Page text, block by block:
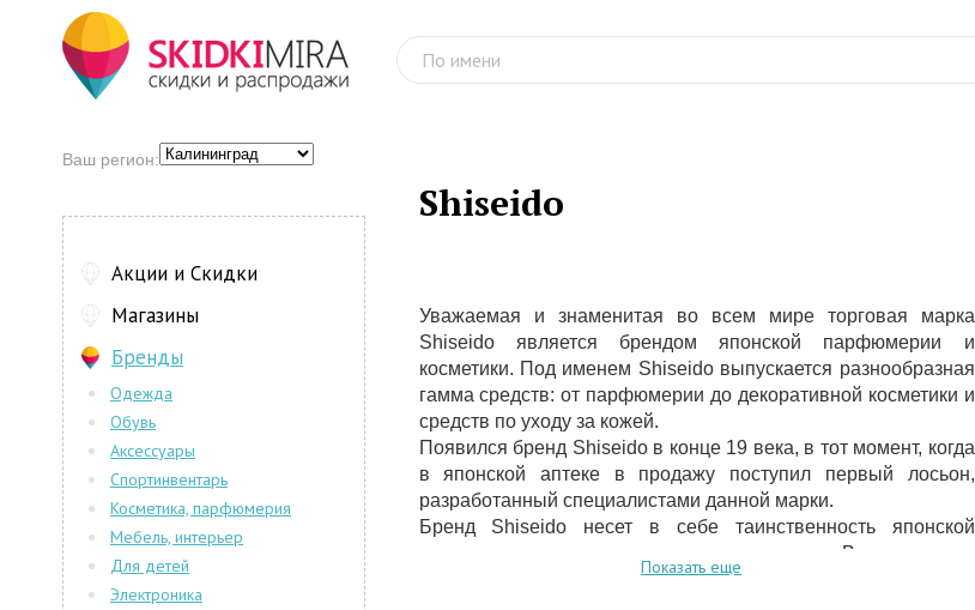
Shiseido
Уважаемая и знаменитая во всем мире торговая марка
Shiseido является брендом японской парфюмерии и
косметики. Под именем Shiseido выпускается разнообразная
гамма средств: от парфюмерии до декоративной косметики и
средств по уходу за кожей.
Появился бренд Shiseido в конце 19 века, в тот момент, когда
в японской аптеке в продажу поступил первый лосьон,
разработанный специалистами данной марки.
Бренд Shiseido несет в себе таинственность японской
красоты, которая теперь доступна всему миру. Вся продукция
этой торговой марки производится в специальных
Показать еще
Ваш регион:
Акции и Скидки
Магазины
Бренды
Одежда
Обувь
Аксессуары
Спортинвентарь
Косметика, парфюмерия
Мебель, интерьер
Для детей
Электроника